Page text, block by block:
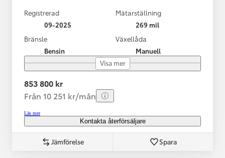
Registrerad
09-2025
Mätarställning
269 mil
Bränsle
Bensin
Växellåda
Manuell
Visa mer
853 800 kr
Från 10 251 kr/mån
Läs mer
Kontakta återförsäljare
Jämförelse Spara